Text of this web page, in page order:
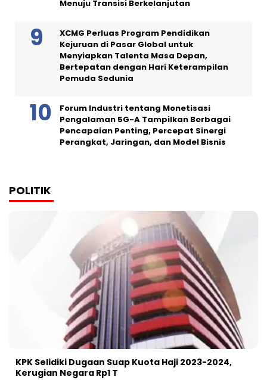
Menuju Transisi Berkelanjutan
XCMG Perluas Program Pendidikan
Kejuruan di Pasar Global untuk
Menyiapkan Talenta Masa Depan,
Bertepatan dengan Hari Keterampilan
Pemuda Sedunia
Forum Industri tentang Monetisasi
Pengalaman 5G-A Tampilkan Berbagai
Pencapaian Penting, Percepat Sinergi
Perangkat, Jaringan, dan Model Bisnis
POLITIK
KPK Selidiki Dugaan Suap Kuota Haji 2023-2024,
Kerugian Negara Rp1 T